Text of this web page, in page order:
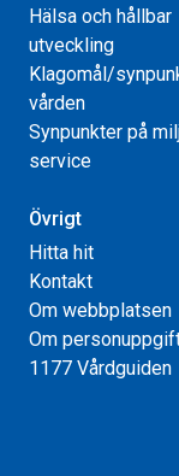
Hälsa och hållbar
utveckling
Klagomål/
vården
Synpunkter på
service
Övrigt
Hitta hit
Kontakt
Om webbplatsen
Om
1177 Vårdguiden